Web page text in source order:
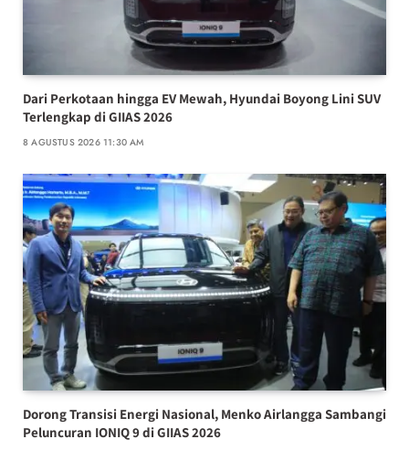
Dari Perkotaan hingga EV Mewah, Hyundai Boyong Lini SUV
Terlengkap di GIIAS 2026
8 AGUSTUS 2026 11:30 AM
Dorong Transisi Energi Nasional, Menko Airlangga Sambangi
Peluncuran IONIQ 9 di GIIAS 2026